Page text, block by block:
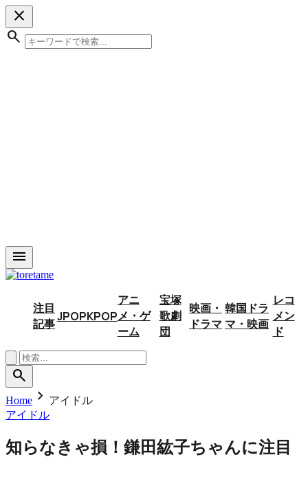
close
search
menu
注目
記事JPOPKPOP
アニ
メ・ゲ
ーム
宝塚
歌劇
団
映画・
ドラマ
韓国ドラ
マ・映画
レコ
メン
ド
search
Home chevron_right アイドル
アイドル
知らなきゃ損！鎌田紘子ちゃんに注目